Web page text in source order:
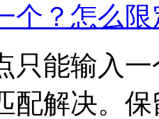
个？怎么
只能输入
配解决。